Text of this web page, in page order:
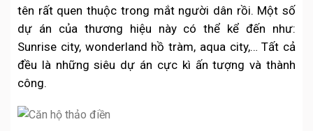
tên rất quen thuộc trong mắt người dân rồi. Một số
dự án của thương hiệu này có thể kể đến như:
Sunrise city, wonderland hồ tràm, aqua city,… Tất cả
đều là những siêu dự án cực kì ấn tượng và thành
công.